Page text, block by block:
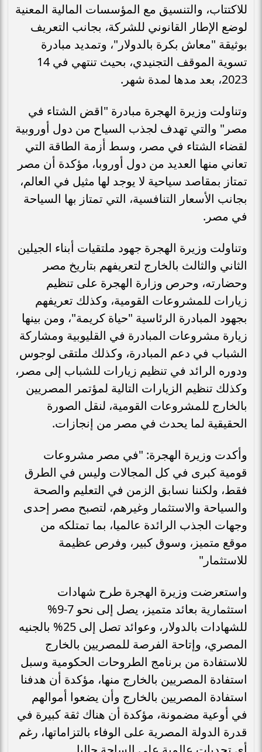
للاكتتاب، والتنسيق مع المؤسسات المالية المعنية
لوضع الإطار القانوني للشركة، بجانب التعريف
بوثيقة "معاش بكرة بالدولار"، وتمديد مبادرة
تسوية الموقف التجنيدي، بحيث تنتهي في 14
2023، بعد مدها لمدة شهر.
وتناولت وزيرة الهجرة مبادرة "اقض الشتاء في
مصر" والتي تهدف لجذب السياح من دول أوروبية
لقضاء الشتاء في مصر، وسط أزمة الطاقة التي
تعاني منها العديد من دول أوروبا، مؤكدة أن مصر
تمتاز بمقاصد سياحية لا يوجد لها مثيل في العالم،
بجانب الأسعار التنافسية، التي تمتاز بها السياحة
في مصر.
وتناولت وزيرة الهجرة جهود ملتقيات أبناء الجيلين
الثاني والثالث بالخارج لتعريفهم بتاريخ مصر
وحضارته، وحرص وزارة الهجرة على تنظيم
زيارات للمشروعات القومية، وكذلك تعريفهم
بجهود المبادرة الرئاسية "حياة كريمة"، ومن بينها
زيارة مشروعات المبادرة في القليوبية ومشاركة
الشباب في دعم المبادرة، وكذلك ملتقى لوجوس
ودوره الرائد في تنظيم زيارات للشباب إلى مصر،
وكذلك تنظيم الزيارات التالية لمؤتمر المصريين
بالخارج للمشروعات القومية، لنقل الصورة
الحقيقية لما يحدث في مصر من إنجازات.
وأكدت وزيرة الهجرة: "في مصر مشروعات
قومية كبرى في كل المجالات وليس في الطرق
فقط، ولكننا نسابق الزمن في التعليم والصحة
والسياحة والاستثمار وغيرهم، لتصبح مصر إحدى
وجهات الجذب الرائدة عالميا، بما تمتلكه من
موقع متميز، وسوق كبير، وفرص عظيمة
للاستثمار"
واستعرضت وزيرة الهجرة طرح شهادات
استثمارية بعائد متميز، يصل إلى نحو 7-9%
للشهادات بالدولار، وعوائد تصل إلى 25% بالجنيه
المصري، وإتاحة الفرصة للمصريين بالخارج
للاستفادة من برنامج الطروحات الحكومية وسبل
استفادة المصريين بالخارج منها، مؤكدة أن هدفنا
استفادة المصريين بالخارج وأن يضعوا أموالهم
في أوعية مضمونة، مؤكدة أن هناك ثقة كبيرة في
قدرة الدولة المصرية على الوفاء بالتزاماتها، رغم